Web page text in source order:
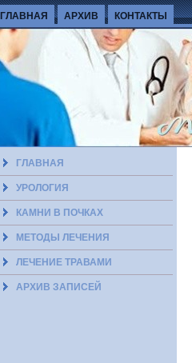
ГЛАВНАЯ АРХИВ КОНТАКТЫ
ГЛАВНАЯ
УРОЛОГИЯ
КАМНИ В ПОЧКАХ
МЕТОДЫ ЛЕЧЕНИЯ
ЛЕЧЕНИЕ ТРАВАМИ
АРХИВ ЗАПИСЕЙ